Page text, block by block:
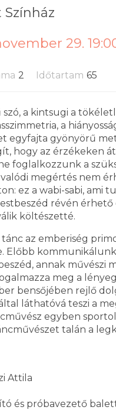
29.
2 Időtartam 65
szó, a kintsugi a
a
egyfajta gyönyörű
hogy az érzékeken
foglalkozzunk a
megértés nem
ez a wabi-sabi, ami
révén érhető
költészetté.
az emberiség
Előbb
annak művészi
meg a
bensőjében rejlő
láthatóvá teszi a
egyben
talán a
Attila
és próbavezető